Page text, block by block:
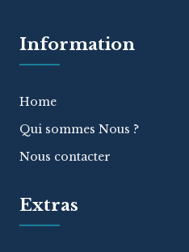
Information
Home
Qui sommes Nous ?
Nous contacter
Extras